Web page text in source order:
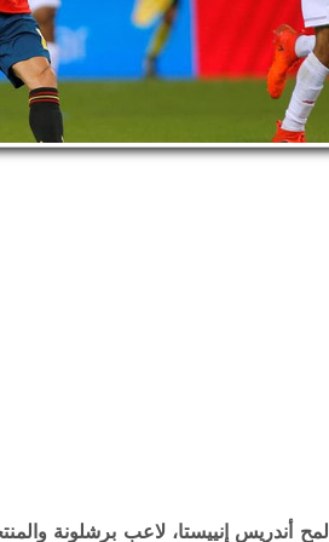
ألمح أندريس إنييستا، لاعب برشلونة